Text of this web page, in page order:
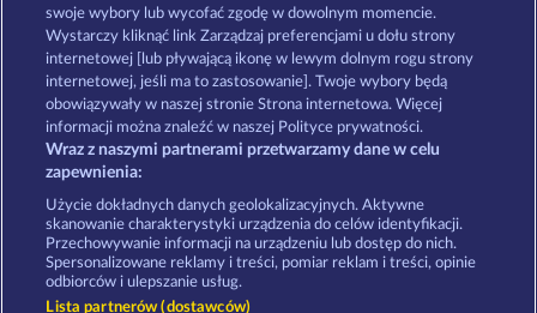
Zasady i warunki Polityka prywatności
Nota prawna Firma FAQ
Program partnerski Facebook
Prześlij wniosek o wypłatę
swoje wybory lub wycofać zgodę w dowolnym momencie.
Wystarczy kliknąć link Zarządzaj preferencjami u dołu strony
internetowej [lub pływającą ikonę w lewym dolnym rogu strony
internetowej, jeśli ma to zastosowanie]. Twoje wybory będą
obowiązywały w naszej stronie Strona internetowa. Więcej
informacji można znaleźć w naszej Polityce prywatności.
Wraz z naszymi partnerami przetwarzamy dane w celu
zapewnienia:
Użycie dokładnych danych geolokalizacyjnych. Aktywne
skanowanie charakterystyki urządzenia do celów identyfikacji.
Przechowywanie informacji na urządzeniu lub dostęp do nich.
Spersonalizowane reklamy i treści, pomiar reklam i treści, opinie
odbiorców i ulepszanie usług.
Lista partnerów (dostawców)